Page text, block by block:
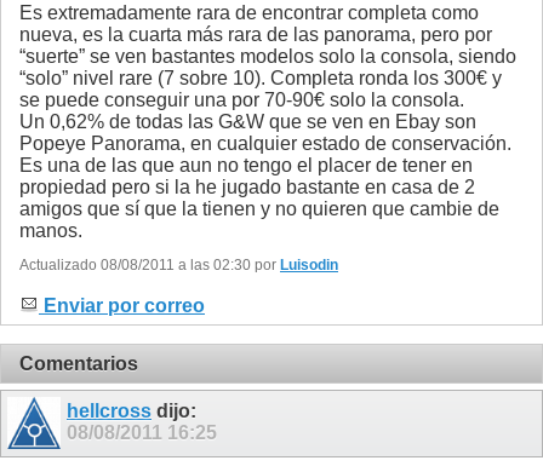
Es extremadamente rara de encontrar completa como
nueva, es la cuarta más rara de las panorama, pero por
“suerte” se ven bastantes modelos solo la consola, siendo
“solo” nivel rare (7 sobre 10). Completa ronda los 300€ y
se puede conseguir una por 70-90€ solo la consola.
Un 0,62% de todas las G&W que se ven en Ebay son
Popeye Panorama, en cualquier estado de conservación.
Es una de las que aun no tengo el placer de tener en
propiedad pero si la he jugado bastante en casa de 2
amigos que sí que la tienen y no quieren que cambie de
manos.
Actualizado 08/08/2011 a las 02:30 por Luisodin
Enviar por correo
Comentarios
hellcross dijo:
08/08/2011 16:25